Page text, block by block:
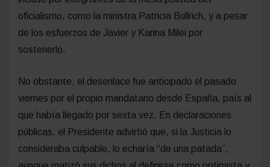
oficialismo, como la ministra Patricia Bullrich, y a pesar
de los esfuerzos de Javier y Karina Milei por
sostenerlo.
No obstante, el desenlace fue anticipado el pasado
viernes por el propio mandatario desde España, país al
que había llegado por sexta vez. En declaraciones
públicas, el Presidente advirtió que, si la Justicia lo
consideraba culpable, lo echaría “de una patada”,